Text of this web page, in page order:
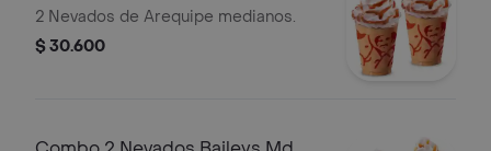
2 Nevados de Arequipe medianos.
$ 30.600